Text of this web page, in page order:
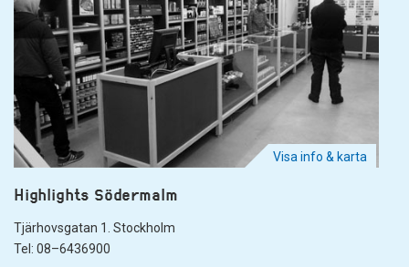
Visa info & karta
Highlights Södermalm
Tjärhovsgatan 1. Stockholm
Tel: 08–6436900